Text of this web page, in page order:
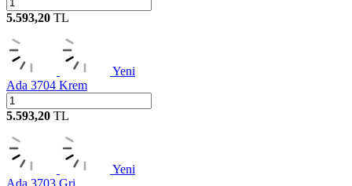
5.593,20 TL
Yeni
Ada 3704 Krem
5.593,20 TL
Yeni
Ada 3703 Gri